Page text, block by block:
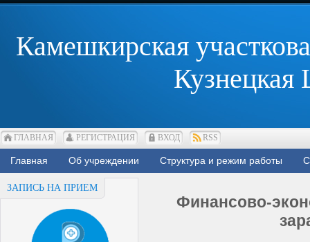
Камешкирская
Кузнецкая
ГЛАВНАЯ РЕГИСТРАЦИЯ ВХОД RSS
Главная Об учреждении Структура и режим работы
ЗАПИСЬ НА ПРИЕМ
Финансово-